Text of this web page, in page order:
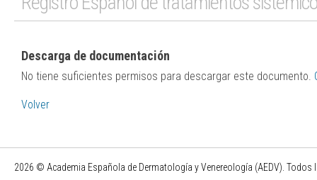
Descarga de documentación
No tiene suficientes permisos para descargar este documento.
Volver
2026 © Academia Española de Dermatología y Venereología (AEDV). Todos